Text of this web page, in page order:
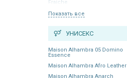
Fraiche
Показать все
УНИСЕКС
Maison Alhambra 05 Domino
Essence
Maison Alhambra Afro Leather
Maison Alhambra Anarch